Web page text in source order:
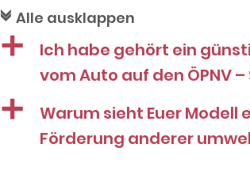
c Alle ausklappen
a
Ich habe gehört ein
vom Auto auf den ÖPNV
a
Warum sieht Euer Modell
Förderung anderer